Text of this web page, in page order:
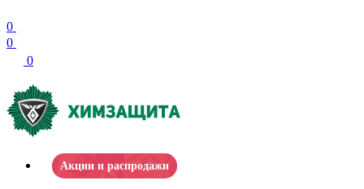
0
0
0
Акции и распродажи